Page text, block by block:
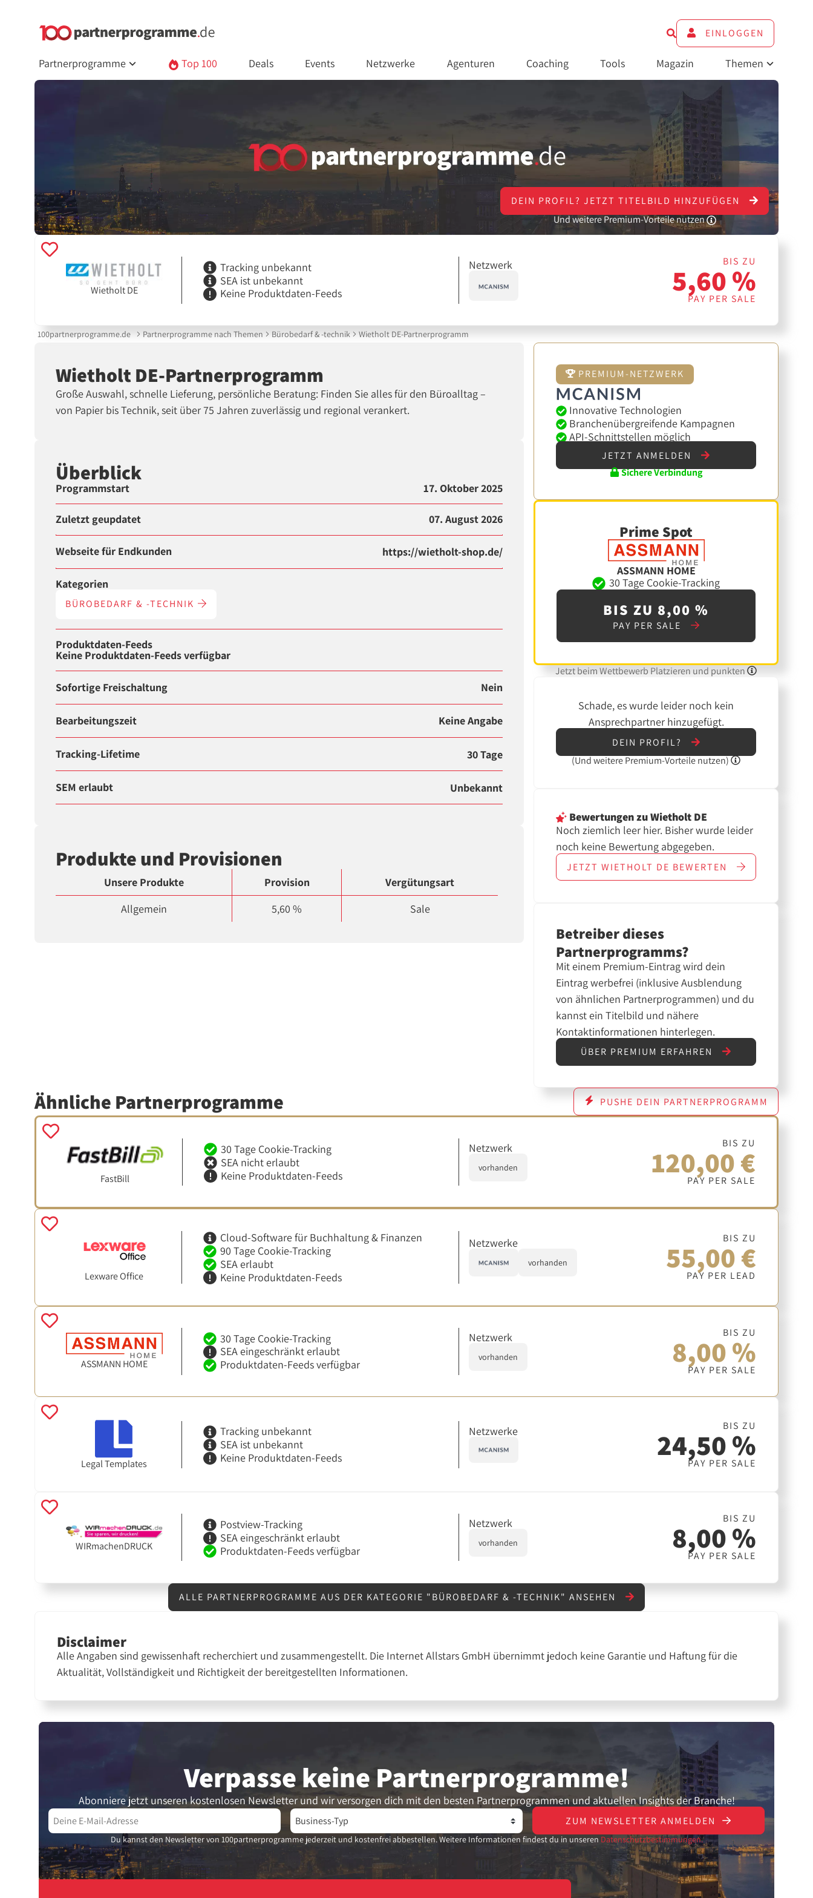
EINLOGGEN
Partnerprogramme Top 100 Deals Events Netzwerke Agenturen Coaching Tools Magazin Themen
DEIN PROFIL? JETZT TITELBILD HINZUFÜGEN
Und weitere Premium-Vorteile nutzen
Wietholt DE
Tracking unbekannt
SEA ist unbekannt
Keine Produktdaten-Feeds
Netzwerk BIS ZU
5,60 %
PAY PER SALE
100partnerprogramme.de Partnerprogramme nach Themen Bürobedarf & -technik Wietholt DE-Partnerprogramm
Wietholt DE-Partnerprogramm
Große Auswahl, schnelle Lieferung, persönliche Beratung: Finden Sie alles für den Büroalltag –
von Papier bis Technik, seit über 75 Jahren zuverlässig und regional verankert.
Überblick
Programmstart 17. Oktober 2025
Zuletzt geupdatet 07. August 2026
Webseite für Endkunden https://wietholt-shop.de/
Kategorien
BÜROBEDARF & -TECHNIK
Produktdaten-Feeds
Keine Produktdaten-Feeds verfügbar
Sofortige Freischaltung Nein
Bearbeitungszeit Keine Angabe
Tracking-Lifetime 30 Tage
SEM erlaubt Unbekannt
Produkte und Provisionen
Unsere Produkte Provision
Vergütungsart
Allgemein
5,60 % Sale
PREMIUM-NETZWERK
Innovative Technologien
Branchenübergreifende Kampagnen
API-Schnittstellen möglich
JETZT ANMELDEN
Sichere Verbindung
Prime Spot
ASSMANN HOME
30 Tage Cookie-Tracking
BIS ZU 8,00 %
PAY PER SALE
Jetzt beim Wettbewerb Platzieren und punkten
Schade, es wurde leider noch kein
Ansprechpartner hinzugefügt.
DEIN PROFIL?
(UndweiterePremium-Vorteile nutzen)
Bewertungenzu Wietholt DE
Noch ziemlich leer hier. Bisher wurde leider
noch keine Bewertung abgegeben.
JETZT WIETHOLT DE BEWERTEN
Betreiber dieses
Partnerprogramms?
Mit einem Premium-Eintrag wird dein
Eintrag werbefrei (inklusive Ausblendung
von ähnlichen Partnerprogrammen) und du
kannst ein Titelbild und nähere
Kontaktinformationen hinterlegen.
ÜBER PREMIUM ERFAHREN
Ähnliche Partnerprogramme PUSHE DEIN PARTNERPROGRAMM
FastBill
30 Tage Cookie-Tracking
SEA nicht erlaubt
Keine Produktdaten-Feeds
Netzwerk
vorhanden
BIS ZU
120,00 €
PAY PER SALE
Lexware Office
Cloud-Software für Buchhaltung & Finanzen
90 Tage Cookie-Tracking
SEA erlaubt
Keine Produktdaten-Feeds
Netzwerke
vorhanden
BIS ZU
55,00 €
PAY PER LEAD
ASSMANN HOME
30 Tage Cookie-Tracking
SEA eingeschränkt erlaubt
Produktdaten-Feeds verfügbar
Netzwerk
vorhanden
BIS ZU
8,00 %
PAY PER SALE
Legal Templates
Tracking unbekannt
SEA ist unbekannt
Keine Produktdaten-Feeds
Netzwerke BIS ZU
24,50 %
PAY PER SALE
WIRmachenDRUCK
Postview-Tracking
SEA eingeschränkt erlaubt
Produktdaten-Feeds verfügbar
Netzwerk
vorhanden
BIS ZU
8,00 %
PAY PER SALE
ALLE PARTNERPROGRAMME AUS DER KATEGORIE "BÜROBEDARF & -TECHNIK" ANSEHEN
Disclaimer
Alle Angaben sind gewissenhaft recherchiert und zusammengestellt. Die Internet Allstars GmbH übernimmt jedoch keine Garantie und Haftung für die
Aktualität, Vollständigkeit und Richtigkeit der bereitgestellten Informationen.
Verpasse keine Partner­programme!
Abonniere jetzt unseren kostenlosen Newsletter und wir versorgen dich mit den besten Partnerprogrammen und aktuellen Insights der Branche!
ZUM NEWSLETTER ANMELDEN
Du kannst den Newsletter von 100partnerprogramme jederzeit und kostenfrei abbestellen. Weitere Informationen findest du in unseren Datenschutzbestimmungen.